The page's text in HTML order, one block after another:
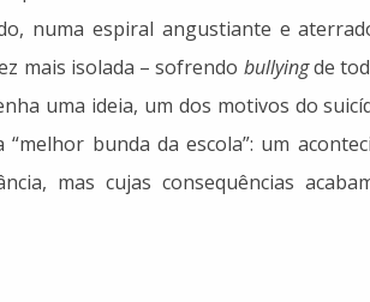
numa espiral angustiante e
mais isolada – sofrendo bullyingde
uma ideia, um dos motivos do
bunda da escola”: um
mas cujas consequências